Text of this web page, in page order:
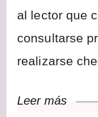
al lector que
consultarse
realizarse
Leer más